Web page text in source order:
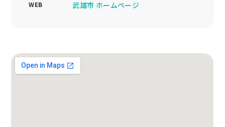
WEB 武雄市 ホームページ